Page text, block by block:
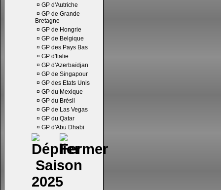
¤ GP d'Autriche
¤ GP de Grande
Bretagne
¤ GP de Hongrie
¤ GP de Belgique
¤ GP des Pays Bas
¤ GP d'Italie
¤ GP d'Azerbaïdjan
¤ GP de Singapour
¤ GP des Etats Unis
¤ GP du Mexique
¤ GP du Brésil
¤ GP de Las Vegas
¤ GP du Qatar
¤ GP d'Abu Dhabi
Saison
2025